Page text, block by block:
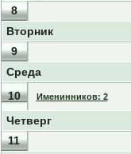
8
Вторник
9
Среда
10
Именинников: 2
Четверг
11